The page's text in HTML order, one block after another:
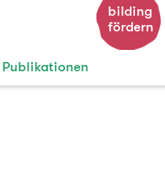
Publikationen
bilding
fördern